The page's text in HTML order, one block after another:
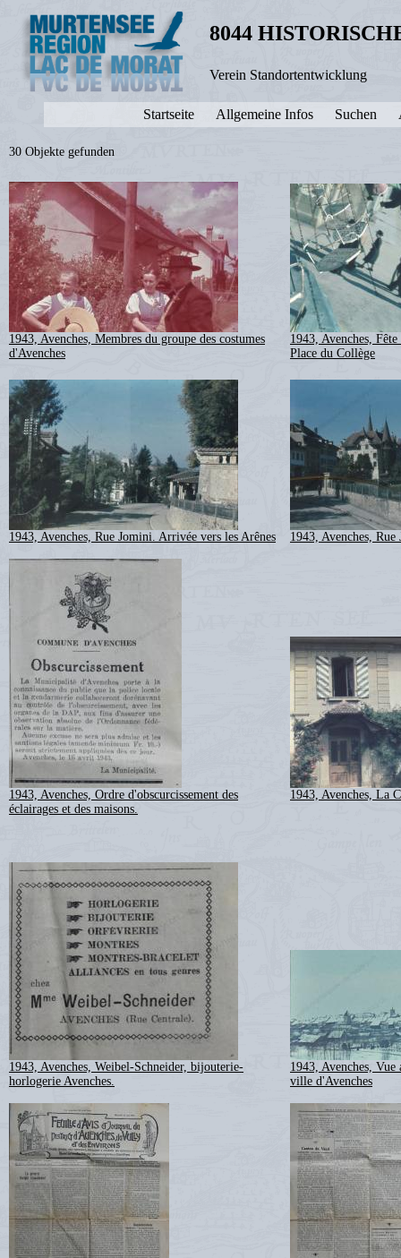
8044
Verein Standortentwicklung
Startseite Allgemeine Infos Suchen
30 Objekte gefunden
1943, Avenches, Membres du groupe des costumes
d'Avenches
1943, Avenches,
Place du Collège
1943, Avenches, Rue Jomini. Arrivée vers les Arênes 1943, Avenches,
1943, Avenches, Ordre d'obscurcissement des
éclairages et des maisons.
1943, Avenches, La
1943, Avenches, Weibel-Schneider, bijouterie-
horlogerie Avenches.
1943, Avenches, Vue
ville d'Avenches